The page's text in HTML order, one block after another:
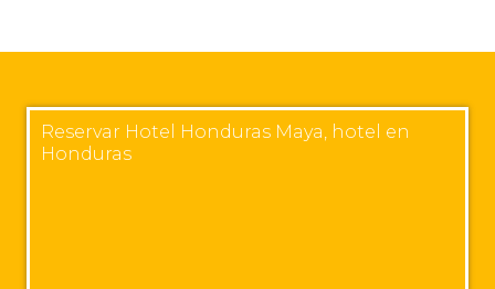
Reservar Hotel Honduras Maya, hotel en
Honduras